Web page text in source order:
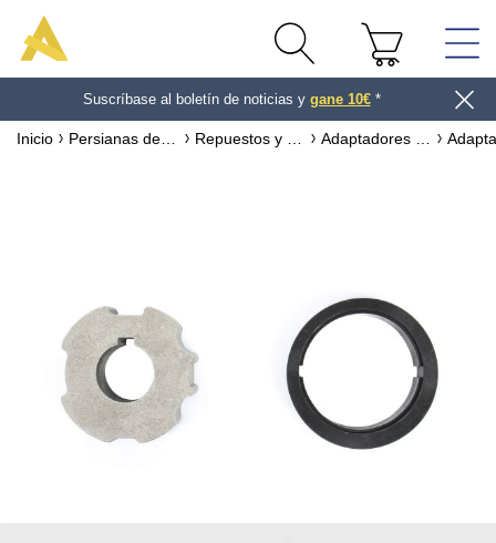
Suscríbase al boletín de noticias y gane 10€*
Inicio